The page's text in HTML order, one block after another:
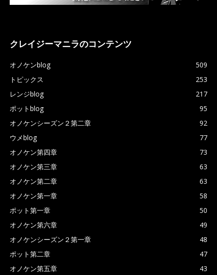
クレイジーマニラのコンテンツ
オノケンblog
509
トピックス
253
レンジblog
217
ポットblog
95
オノケンシーズン２第二章
92
ウメblog
77
オノケン第四章
73
オノケン第三章
63
オノケン第二章
63
オノケン第一章
58
ポット第一章
50
オノケン第六章
49
オノケンシーズン２第一章
48
ポット第二章
47
オノケン第五章
43